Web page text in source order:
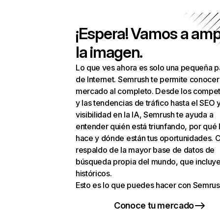
¡Espera! Vamos a
la imagen.
Lo que ves ahora es solo una pequeña
de Internet. Semrush te permite
mercado al completo. Desde los
y las tendencias de tráfico hasta el SEO
visibilidad en la IA, Semrush te ayuda a
entender quién está triunfando, por qué
hace y dónde están tus oportunidades.
respaldo de la mayor base de datos de
búsqueda propia del mundo, que
históricos.
Esto es lo que puedes hacer con
Conoce tu mercado